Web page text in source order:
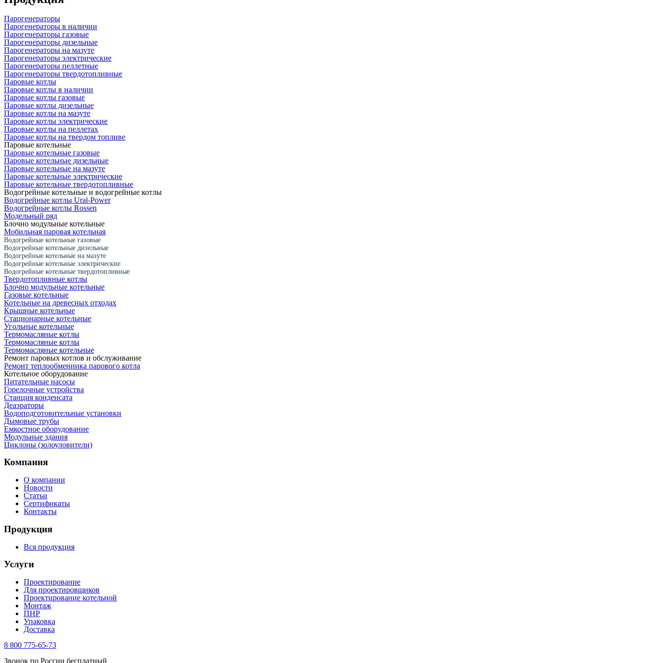
Парогенераторы
Парогенераторы в наличии
Парогенераторы газовые
Парогенераторы дизельные
Парогенераторы на мазуте
Парогенераторы электрические
Парогенераторы пеллетные
Парогенераторы твердотопливные
Паровые котлы
Паровые котлы в наличии
Паровые котлы газовые
Паровые котлы дизельные
Паровые котлы на мазуте
Паровые котлы электрические
Паровые котлы на пеллетах
Паровые котлы на твердом топливе
Паровые котельные
Паровые котельные газовые
Паровые котельные дизельные
Паровые котельные на мазуте
Паровые котельные электрические
Паровые котельные твердотопливные
Водогрейные котельные и водогрейные котлы
Водогрейные котлы Ural-Power
Водогрейные котлы Rossen
Модельный ряд
Блочно модульные котельные
Мобильная паровая котельная
Водогрейные котельные газовые
Водогрейные котельные дизельные
Водогрейные котельные на мазуте
Водогрейные котельные электрические
Водогрейные котельные твердотопливные
Твердотопливные котлы
Блочно модульные котельные
Газовые котельные
Котельные на древесных отходах
Крышные котельные
Стационарные котельные
Угольные котельные
Термомасляные котлы
Термомасляные котлы
Термомасляные котельные
Ремонт паровых котлов и обслуживание
Ремонт теплообменника парового котла
Котельное оборудование
Питательные насосы
Горелочные устройства
Станция конденсата
Деаэраторы
Водоподготовительные установки
Дымовые трубы
Емкостное оборудование
Mодульные здания
Циклоны (золоуловители)
Компания
О компании
Новости
Статьи
Сертификаты
Контакты
Продукция
Вся продукция
Услуги
Проектирование
Для проектировщиков
Проектирование котельной
Монтаж
ПНР
Упаковка
Доставка
8 800 775-65-73
Звонок по России бесплатный